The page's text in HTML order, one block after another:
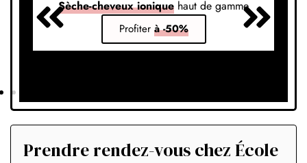
Sèche-cheveux ionique haut de gamme
Profiter à -50%
Prendre rendez-vous chez École